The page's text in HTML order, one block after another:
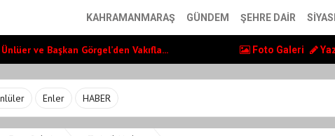
KAHRAMANMARAŞ GÜNDEM ŞEHRE DAIR
Toptaş, mahallelerin yaşam kalite...
ve Başkan Görgel’den Vakıfla...
Erdoğan, Ayser Çalık Ortao...
Toptaş, mahallelerin yaşam kalite...
ve Başkan Görgel’den Vakıfla...
Foto Galeri
Enler HABER